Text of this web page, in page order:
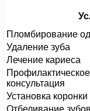
Пломбирование
Удаление зуба
Лечение кариеса
консультация
Установка коронки
Отбеливание зубов